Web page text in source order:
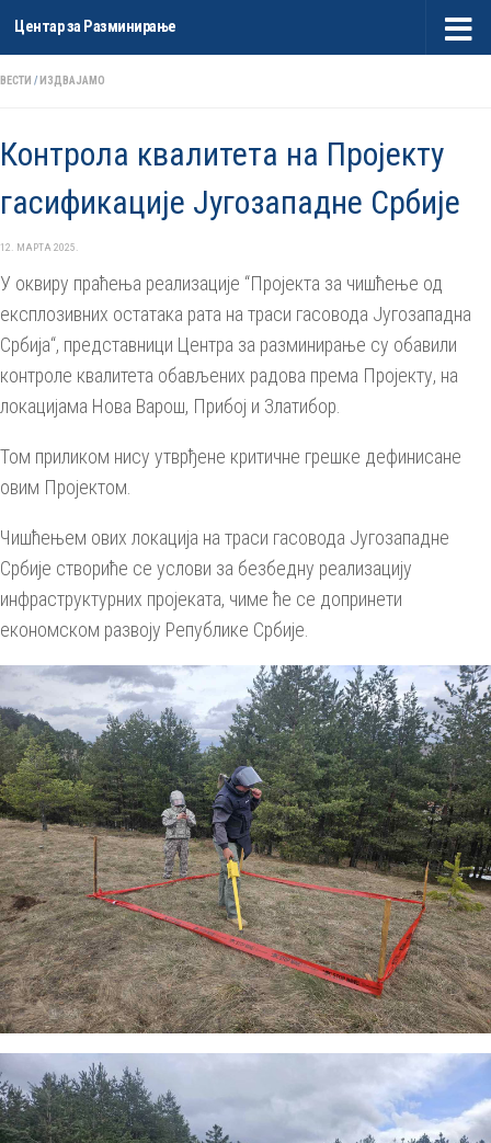
Skip to content
Центар за Разминирање
ВЕСТИ /ИЗДВАЈАМО
Контрола квалитета на Пројекту
гасификацијe Југозападне Србије
12. МАРТА 2025.
У оквиру праћења реализације “Пројекта за чишћење од
експлозивних остатака рата на траси гасовода Југозападна
Србија“, представници Центра за разминирање су обавили
контроле квалитета обављених радова према Пројекту, на
локацијама Нова Варош, Прибој и Златибор.
Том приликом нису утврђене критичне грешке дефинисане
овим Пројектом.
Чишћењем ових локација на траси гасовода Југозападне
Србије створиће се услови за безбедну реализацију
инфраструктурних пројеката, чиме ће се допринети
економском развоју Републике Србије.